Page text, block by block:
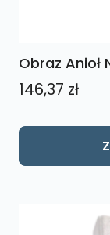
Obraz Anioł
146,37 zł